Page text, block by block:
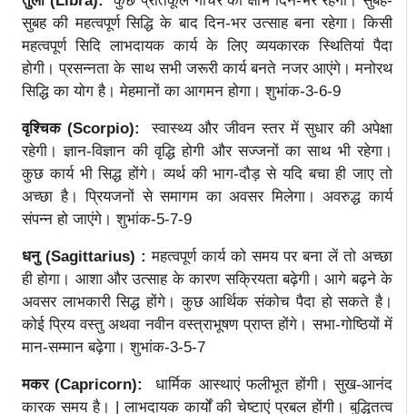
सुबह की महत्वपूर्ण सिद्धि के बाद दिन-भर उत्साह बना रहेगा। किसी
महत्वपूर्ण सिदि लाभदायक कार्य के लिए व्ययकारक स्थितियां पैदा
होगी। प्रसन्नता के साथ सभी जरूरी कार्य बनते नजर आएंगे। मनोरथ
सिद्धि का योग है। मेहमानों का आगमन होगा। शुभांक-3-6-9
वृश्चिक (Scorpio):
स्वास्थ्य और जीवन स्तर में सुधार की अपेक्षा
रहेगी। ज्ञान-विज्ञान की वृद्धि होगी और सज्जनों का साथ भी रहेगा।
कुछ कार्य भी सिद्ध होंगे। व्यर्थ की भाग-दौड़ से यदि बचा ही जाए तो
अच्छा है। प्रियजनों से समागम का अवसर मिलेगा। अवरुद्ध कार्य
संपन्न हो जाएंगे। शुभांक-5-7-9
धनु (Sagittarius) :महत्वपूर्ण कार्य को समय पर बना लें तो अच्छा
ही होगा। आशा और उत्साह के कारण सक्रियता बढ़ेगी। आगे बढ़ने के
अवसर लाभकारी सिद्ध होंगे। कुछ आर्थिक संकोच पैदा हो सकते है।
कोई प्रिय वस्तु अथवा नवीन वस्त्राभूषण प्राप्त होंगे। सभा-गोष्ठियों में
मान-सम्मान बढ़ेगा। शुभांक-3-5-7
मकर (Capricorn):
धार्मिक आस्थाएं फलीभूत होंगी। सुख-आनंद
कारक समय है। | लाभदायक कार्यों की चेष्टाएं प्रबल होंगी। बुद्धितत्व